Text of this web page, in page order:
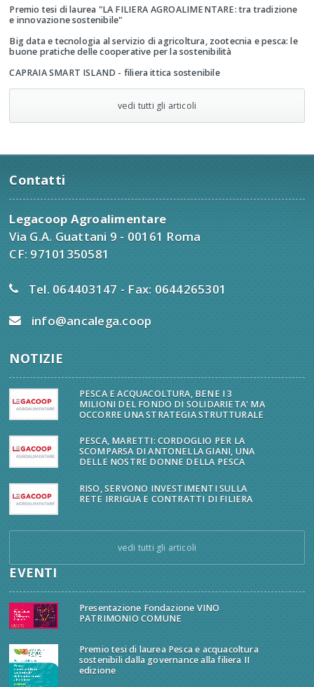
Premio tesi di laurea "LA FILIERA AGROALIMENTARE: tra tradizione
e innovazione sostenibile"
Big data e tecnologia al servizio di agricoltura, zootecnia e pesca: le
buone pratiche delle cooperative per la sostenibilità
CAPRAIA SMART ISLAND - filiera ittica sostenibile
vedi tutti gli articoli
Contatti
Legacoop Agroalimentare
Via G.A. Guattani 9 - 00161 Roma
CF: 97101350581
Tel. 064403147 - Fax: 0644265301
info@ancalega.coop
NOTIZIE
PESCA E ACQUACOLTURA, BENE I 3
MILIONI DEL FONDO DI SOLIDARIETA' MA
OCCORRE UNA STRATEGIA STRUTTURALE
PESCA, MARETTI: CORDOGLIO PER LA
SCOMPARSA DI ANTONELLA GIANI, UNA
DELLE NOSTRE DONNE DELLA PESCA
RISO, SERVONO INVESTIMENTI SULLA
RETE IRRIGUA E CONTRATTI DI FILIERA
vedi tutti gli articoli
EVENTI
Presentazione Fondazione VINO
PATRIMONIO COMUNE
Premio tesi di laurea Pesca e acquacoltura
sostenibili dalla governance alla filiera II
edizione